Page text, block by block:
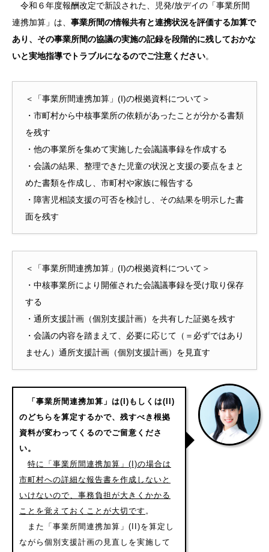
令和６年度報酬改定で新設された、児発/放デイの「事業所間
連携加算」は、 事業所間の情報共有と連携状況を評価する加算で
あり、その事業所間の協議の実施の記録を段階的に残しておかな
いと実地指導でトラブルになるのでご注意ください。
＜「事業所間連携加算」(I)の根拠資料について＞
・市町村から中核事業所の依頼があったことが分かる書類
を残す
・他の事業所を集めて実施した会議議事録を作成する
・会議の結果、整理できた児童の状況と支援の要点をまと
めた書類を作成し、市町村や家族に報告する
・障害児相談支援の可否を検討し、その結果を明示した書
面を残す
＜「事業所間連携加算」(I)の根拠資料について＞
・中核事業所により開催された会議議事録を受け取り保存
する
・通所支援計画（個別支援計画）を共有した証拠を残す
・会議の内容を踏まえて、必要に応じて（＝必ずではあり
ません）通所支援計画（個別支援計画）を見直す
「事業所間連携加算」は(I)もしくは(II)
のどちらを算定するかで、残すべき根拠
資料が変わってくるのでご留意くださ
い。
特に「事業所間連携加算」(I)の場合は
市町村への詳細な報告書を作成しないと
いけないので、事務負担が大きくかかる
ことを覚えておくことが大切です 。
また「事業所間連携加算」(II)を算定し
ながら個別支援計画の見直しを実施して